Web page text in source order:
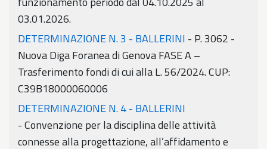
03.01.2026.
DETERMINAZIONE N. 3 - BALLERINI - P. 3062 -
Nuova Diga Foranea di Genova FASE A –
Trasferimento fondi di cui alla L. 56/2024. CUP:
C39B18000060006
DETERMINAZIONE N. 4 - BALLERINI
- Convenzione per la disciplina delle attività
connesse alla progettazione, all’affidamento e